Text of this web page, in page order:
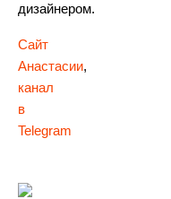
дизайнером.
Сайт
Анастасии,
канал
в
Telegram